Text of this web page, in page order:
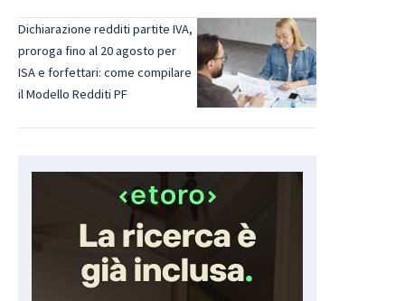
Dichiarazione redditi partite IVA,
proroga fino al 20 agosto per
ISA e forfettari: come compilare
il Modello Redditi PF